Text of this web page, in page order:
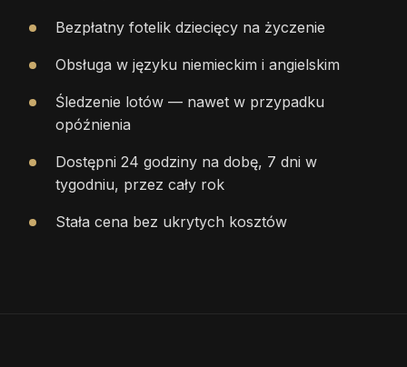
Bezpłatny fotelik dziecięcy na życzenie
Obsługa w języku niemieckim i angielskim
Śledzenie lotów — nawet w przypadku
opóźnienia
Dostępni 24 godziny na dobę, 7 dni w
tygodniu, przez cały rok
Stała cena bez ukrytych kosztów